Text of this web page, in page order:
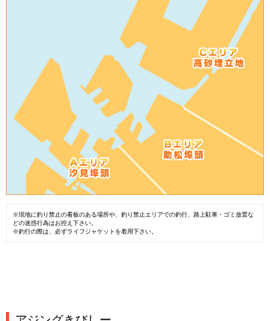
※現地に釣り禁止の看板のある場所や、釣り禁止エリアでの釣行、路上駐車・ゴミ放置な
どの迷惑行為はお控え下さい。
※釣行の際は、必ずライフジャケットを着用下さい。